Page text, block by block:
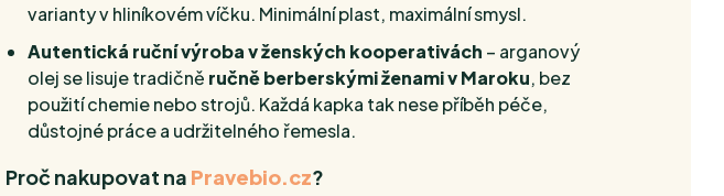
varianty v hliníkovém víčku. Minimální plast, maximální smysl.
Autentická ruční výroba v ženských kooperativách – arganový
olej se lisuje tradičně ručně berberskými ženami v Maroku, bez
použití chemie nebo strojů. Každá kapka tak nese příběh péče,
důstojné práce a udržitelného řemesla.
Proč nakupovat na Pravebio.cz?